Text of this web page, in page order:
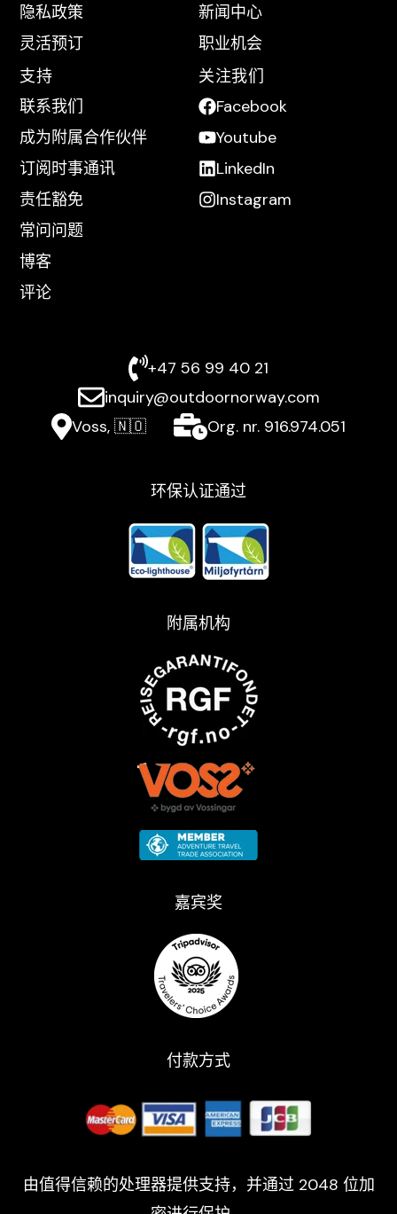
隐私政策
灵活预订
新闻中心
职业机会
支持
联系我们
成为附属合作伙伴
订阅时事通讯
责任豁免
常问问题
博客
评论
关注我们
Facebook
Youtube
LinkedIn
Instagram
+47 56 99 40 21
inquiry@outdoornorway.com
Voss, 🇳🇴
Org. nr. 916.974.051
环保认证通过
附属机构
嘉宾奖​
付款方式
由值得信赖的处理器提供支持，并通过 2048 位加